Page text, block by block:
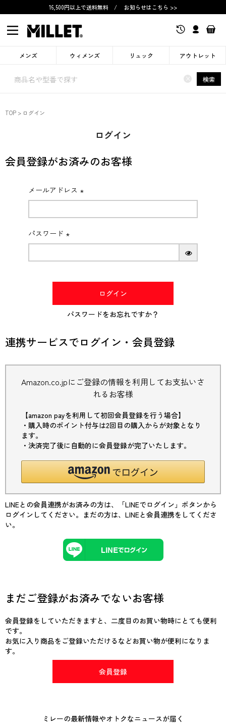
16,500円以上で送料無料 / お知らせはこちら >>
メンズ ウィメンズ リュック アウトレット
× 検索
TOP ログイン
ログイン
会員登録がお済みのお客様
メールアドレス
(必
パスワード
(必
ログイン
パスワードをお忘れですか？
連携サービスでログイン・会員登録
Amazon.co.jpにご登録の情報を利用してお支払いさ
れるお客様
【amazon payを利用して初回会員登録を行う場合】
・購入時のポイント付与は2回目の購入からが対象となり
ます。
・決済完了後に自動的に会員登録が完了いたします。
LINEとの会員連携がお済みの方は、「LINEでログイン」ボタンから
ログインしてください。まだの方は、 LINEと会員連携をしてくださ
い。
まだご登録がお済みでないお客様
会員登録をしていただきますと、二度目のお買い物時にとても便利
です。
お気に入り商品をご登録いただけるなどお買い物が便利になりま
す。
会員登録
ミレーの最新情報やオトクなニュースが届く